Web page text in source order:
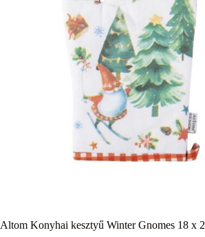
Altom Konyhai kesztyű Winter Gnomes 18 x